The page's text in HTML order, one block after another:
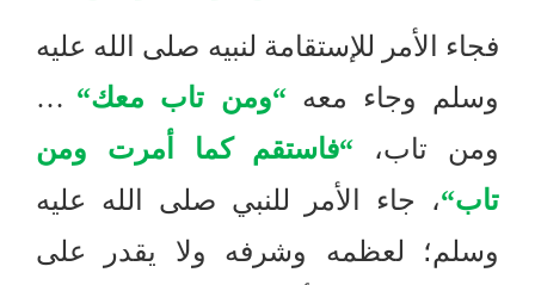
فجاء الأمر للإستقامة لنبيه صلى الله عليه
وسلم وجاء معه“ومن تاب معك“
…
ومن تاب، “فاستقم كما أمرت ومن
تاب“، جاء الأمر للنبي صلى الله عليه
وسلم؛ لعظمه وشرفه ولا يقدر على